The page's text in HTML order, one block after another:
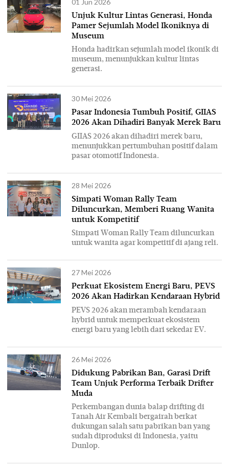
01 Jun 2026
Unjuk Kultur Lintas Generasi, Honda
Pamer Sejumlah Model Ikoniknya di
Museum
Honda hadirkan sejumlah model ikonik di
museum, menunjukkan kultur lintas
generasi.
30 Mei 2026
Pasar Indonesia Tumbuh Positif, GIIAS
2026 Akan Dihadiri Banyak Merek Baru
GIIAS 2026 akan dihadiri merek baru,
menunjukkan pertumbuhan positif dalam
pasar otomotif Indonesia.
28 Mei 2026
Simpati Woman Rally Team
Diluncurkan, Memberi Ruang Wanita
untuk Kompetitif
Simpati Woman Rally Team diluncurkan
untuk wanita agar kompetitif di ajang reli.
27 Mei 2026
Perkuat Ekosistem Energi Baru, PEVS
2026 Akan Hadirkan Kendaraan Hybrid
PEVS 2026 akan merambah kendaraan
hybrid untuk memperkuat ekosistem
energi baru yang lebih dari sekedar EV.
26 Mei 2026
Didukung Pabrikan Ban, Garasi Drift
Team Unjuk Performa Terbaik Drifter
Muda
Perkembangan dunia balap drifting di
Tanah Air Kembali bergairah berkat
dukungan salah satu pabrikan ban yang
sudah diproduksi di Indonesia, yaitu
Dunlop.